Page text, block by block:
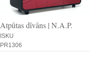
Atpūtas dīvāns | N.A.P.
ISKU
PR1306